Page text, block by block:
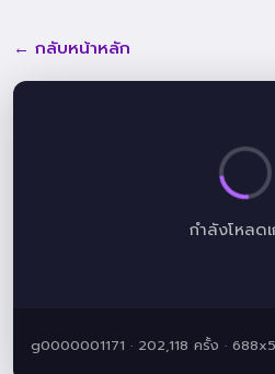
← กลับหน้าหลัก
กำลังโหลดเ
g0000001171 · 202,118 ครั้ง ·